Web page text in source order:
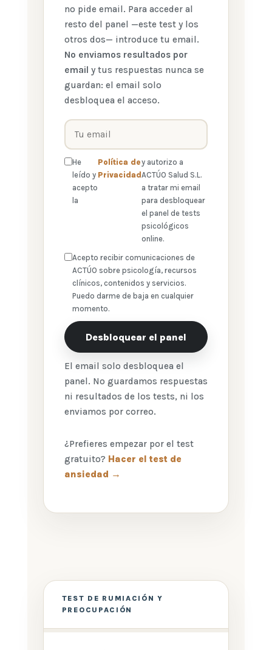
no pide email. Para acceder al
resto del panel —este test y los
otros dos— introduce tu email.
No enviamos resultados por
email y tus respuestas nunca se
guardan: el email solo
desbloquea el acceso.
He
leído y
acepto
la
Política de
Privacidad
y autorizo a
ACTÚO Salud S.L.
a tratar mi email
para desbloquear
el panel de tests
psicológicos
online.
Acepto recibir comunicaciones de
ACTÚO sobre psicología, recursos
clínicos, contenidos y servicios.
Puedo darme de baja en cualquier
momento.
Desbloquear el panel
El email solo desbloquea el
panel. No guardamos respuestas
ni resultados de los tests, ni los
enviamos por correo.
¿Prefieres empezar por el test
gratuito? Hacer el test de
ansiedad →
TEST DE RUMIACIÓN Y
PREOCUPACIÓN